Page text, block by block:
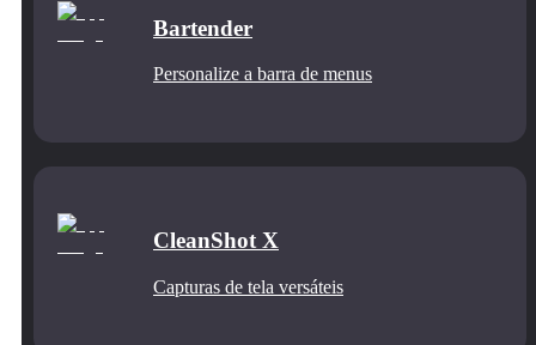
Bartender
Personalize a barra de menus
CleanShot X
Capturas de tela versáteis